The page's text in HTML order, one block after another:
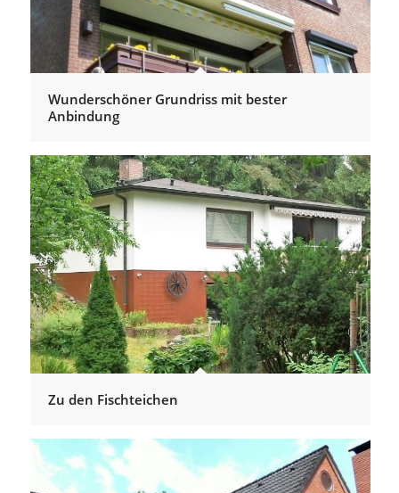
Wunderschöner Grundriss mit bester
Anbindung
Zu den Fischteichen